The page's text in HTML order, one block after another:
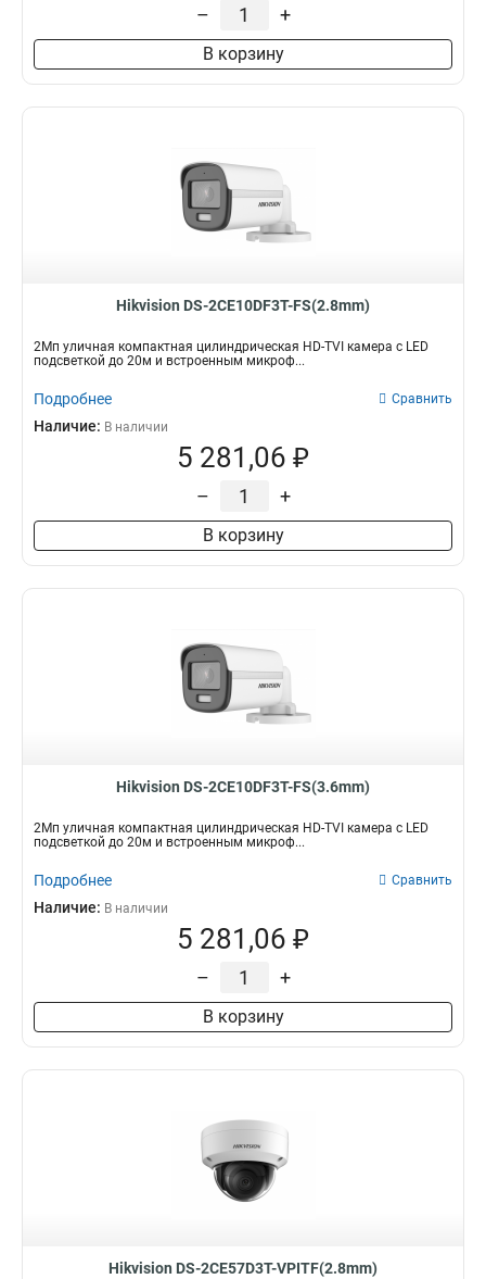
– +
В корзину
Hikvision DS-2CE10DF3T-FS(2.8mm)
2Мп уличная компактная цилиндрическая HD-TVI камера с LED
подсветкой до 20м и встроенным микроф...
Подробнее Сравнить
Наличие: В наличии
5 281,06 ₽
– +
В корзину
Hikvision DS-2CE10DF3T-FS(3.6mm)
2Мп уличная компактная цилиндрическая HD-TVI камера с LED
подсветкой до 20м и встроенным микроф...
Подробнее Сравнить
Наличие: В наличии
5 281,06 ₽
– +
В корзину
Hikvision DS-2CE57D3T-VPITF(2.8mm)